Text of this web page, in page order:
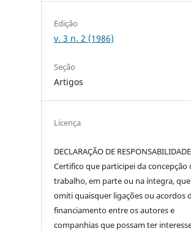
Edição
v. 3 n. 2 (1986)
Seção
Artigos
Licença
DECLARAÇÃO DE RESPONSABILIDADE
Certifico que participei da concepção
trabalho, em parte ou na íntegra,
omiti quaisquer ligações ou acordos
financiamento entre os autores e
companhias que possam ter